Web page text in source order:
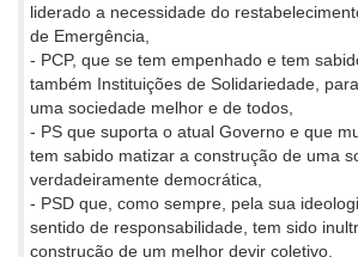
liderado a necessidade do
de Emergência,
- PCP, que se tem empenhado e tem
também Instituições de Solidariedade,
uma sociedade melhor e de todos,
- PS que suporta o atual Governo e que
tem sabido matizar a construção de uma
verdadeiramente democrática,
- PSD que, como sempre, pela sua
sentido de responsabilidade, tem sido
construção de um melhor devir coletivo.